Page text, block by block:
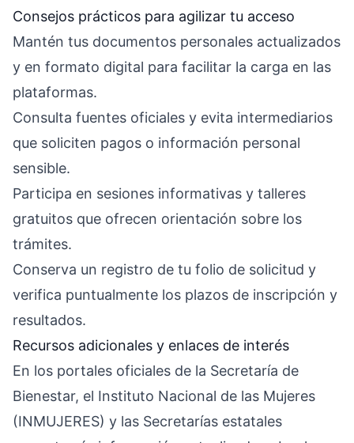
Consejos prácticos para agilizar tu acceso
Mantén tus documentos personales actualizados
y en formato digital para facilitar la carga en las
plataformas.
Consulta fuentes oficiales y evita intermediarios
que soliciten pagos o información personal
sensible.
Participa en sesiones informativas y talleres
gratuitos que ofrecen orientación sobre los
trámites.
Conserva un registro de tu folio de solicitud y
verifica puntualmente los plazos de inscripción y
resultados.
Recursos adicionales y enlaces de interés
En los portales oficiales de la Secretaría de
Bienestar, el Instituto Nacional de las Mujeres
(INMUJERES) y las Secretarías estatales